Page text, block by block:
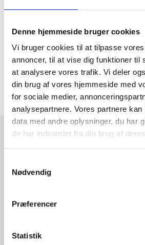
Denne hjemmeside bruger cookies
Vi bruger cookies til at tilpasse
annoncer, til at vise dig funktioner til
at analysere vores trafik. Vi deler
din brug af vores hjemmeside med
for sociale medier,
analysepartnere. Vores partnere
data med andre oplysninger, du har
de har indsamlet fra din brug af
Nødvendig
Præferencer
Statistik
magneter.
MERE INFORMATION
ANMELDELSER
RAMMESHOPPEN.DK
Ove Jensens Allé 31